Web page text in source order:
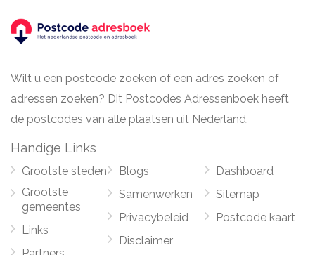
Wilt u een postcode zoeken of een adres zoeken of
adressen zoeken? Dit Postcodes Adressenboek heeft
de postcodes van alle plaatsen uit Nederland.
Handige Links
Grootste steden
Grootste
gemeentes
Links
Blogs
Samenwerken
Privacybeleid
Disclaimer
Dashboard
Sitemap
Postcode kaart